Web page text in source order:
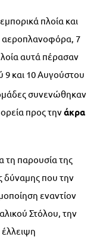
πλοία και
αεροπλανοφόρα, 7
αυτά πέρασαν
9 και 10 Αυγούστου
συνενώθηκαν
προς τηνάκρα
τη παρουσία της
δύναμης που την
εναντίον
Στόλου, την